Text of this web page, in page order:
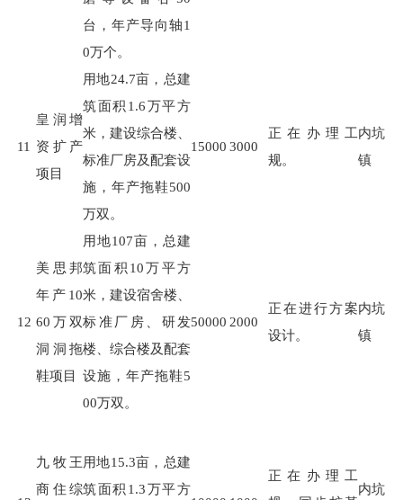
台，年产导向轴1
0万个。
11
皇润增
资扩产
项目
用地24.7亩，总建
筑面积 1.6万平方
米，建设综合楼、
标准厂房及配套设
施，年产拖鞋500
万双。
15000 3000
正在办理工
规。
内坑
镇
12
美思邦
年产10
60万双
洞洞拖
鞋项目
用地107亩，总建
筑面积 10万平方
米，建设宿舍楼、
标准厂房、研发
楼、综合楼及配套
设施，年产拖鞋5
00万双。
50000 2000
正在进行方案
设计。
内坑
镇
九牧王
商住综
用地15.3亩，总建
筑面积 1.3万平方
正在办理工
内坑